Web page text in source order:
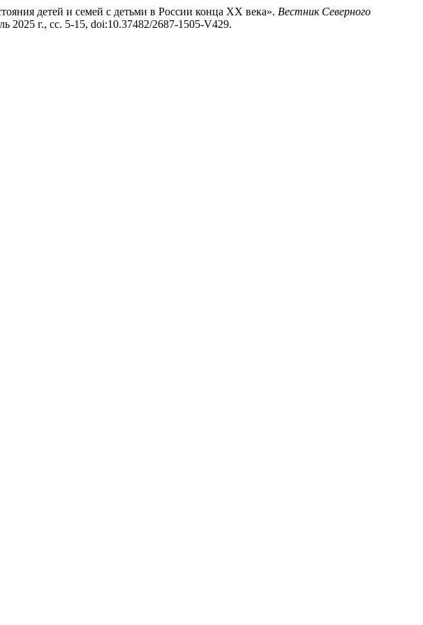
детей и семей с детьми в России конца ХХ века». Вестник Северного
2025 г., сс. 5-15, doi:10.37482/2687-1505-V429.